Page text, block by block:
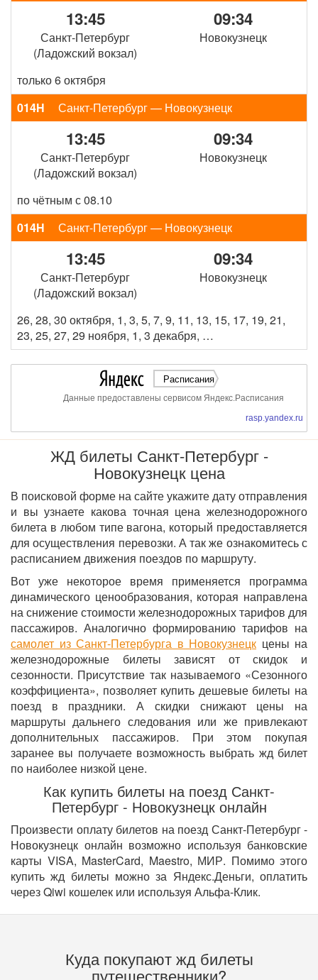
13:45
Санкт-Петербург
(Ладожский вокзал)
09:34
Новокузнецк
только 6 октября
014Н
Санкт-Петербург — Новокузнецк
13:45
Санкт-Петербург
(Ладожский вокзал)
09:34
Новокузнецк
по чётным с 08.10
014Н
Санкт-Петербург — Новокузнецк
13:45
Санкт-Петербург
(Ладожский вокзал)
09:34
Новокузнецк
26, 28, 30 октября, 1, 3, 5, 7, 9, 11, 13, 15, 17, 19, 21,
23, 25, 27, 29 ноября, 1, 3 декабря, …
Расписания
Данные предоставлены сервисом Яндекс.Расписания
rasp.yandex.ru
ЖД билеты Санкт-Петербург -
Новокузнецк цена
В поисковой форме на сайте укажите дату отправления
и вы узнаете какова точная цена железнодорожного
билета в любом типе вагона, который предоставляется
для осуществления перевозки. А так же ознакомитесь с
расписанием движения поездов по маршруту.
Вот уже некоторое время применяется программа
динамического ценообразования, которая направлена
на снижение стоимости железнодорожных тарифов для
пассажиров. Аналогично формированию тарифов на
самолет из Санкт-Петербурга в Новокузнецк цены на
железнодорожные билеты зависят от скидок и
сезонности. Присутствие так называемого «Сезонного
коэффициента», позволяет купить дешевые билеты на
поезд в праздники. А скидки снижают цены на
маршруты дальнего следования или же привлекают
дополнительных пассажиров. При этом покупая
заранее вы получаете возможность выбрать жд билет
по наиболее низкой цене.
Как купить билеты на поезд Санкт-
Петербург - Новокузнецк онлайн
Произвести оплату билетов на поезд Санкт-Петербург -
Новокузнецк онлайн возможно используя банковские
карты VISA, MasterCard, Maestro, МИР. Помимо этого
купить жд билеты можно за Яндекс.Деньги, оплатить
через Qiwi кошелек или используя Альфа-Клик.
Куда покупают жд билеты
путешественники?